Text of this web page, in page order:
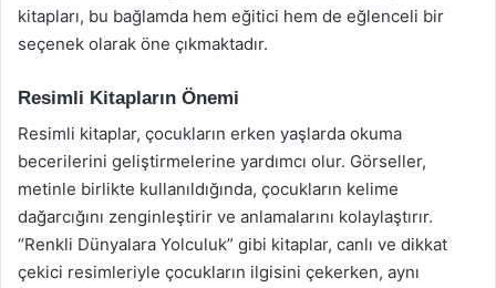
kitapları, bu bağlamda hem eğitici hem de eğlenceli bir
seçenek olarak öne çıkmaktadır.
Resimli Kitapların Önemi
Resimli kitaplar, çocukların erken yaşlarda okuma
becerilerini geliştirmelerine yardımcı olur. Görseller,
metinle birlikte kullanıldığında, çocukların kelime
dağarcığını zenginleştirir ve anlamalarını kolaylaştırır.
“Renkli Dünyalara Yolculuk” gibi kitaplar, canlı ve dikkat
çekici resimleriyle çocukların ilgisini çekerken, aynı